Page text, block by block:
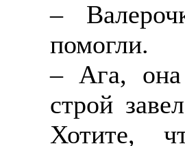
–
помогли.
– Ага, она
строй
Хотите,